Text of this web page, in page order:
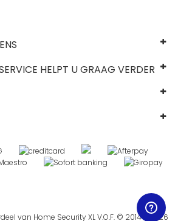
HELPT U GRAAG VERDER
van Home Security XL V.O.F. © 2014 - 2026